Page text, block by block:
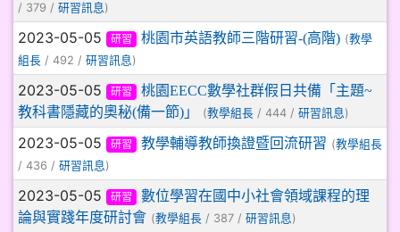
/ 379 / 研習訊息 )
2023-05-05 研習 桃園市英語教師三階研習-(高階) (教學
組長 / 492 / 研習訊息 )
2023-05-05 研習
桃園EECC數學社群假日共備「主題~
教科書隱藏的奧秘(備一節)」
(教學組長 / 444 / 研習訊息 )
2023-05-05 研習 教學輔導教師換證暨回流研習 (教學組長
/ 436 / 研習訊息 )
2023-05-05 研習
數位學習在國中小社會領域課程的理
論與實踐年度研討會 (教學組長 / 387 / 研習訊息 )